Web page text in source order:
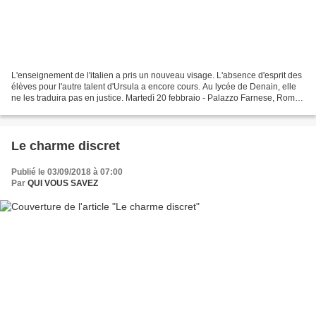
L'enseignement de l'italien a pris un nouveau visage. L'absence d'esprit des
élèves pour l'autre talent d'Ursula a encore cours. Au lycée de Denain, elle
ne les traduira pas en justice. Martedì 20 febbraio - Palazzo Farnese, Roma
Le charme discret
Publié le 03/09/2018 à 07:00
Par QUI VOUS SAVEZ